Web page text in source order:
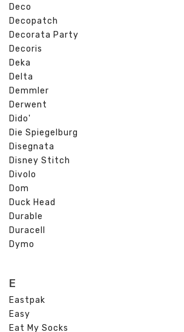
Deco
Decopatch
Decorata Party
Decoris
Deka
Delta
Demmler
Derwent
Dido'
Die Spiegelburg
Disegnata
Disney Stitch
Divolo
Dom
Duck Head
Durable
Duracell
Dymo
E
Eastpak
Easy
Eat My Socks